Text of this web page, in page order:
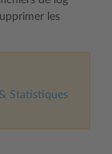
les
Statistiques